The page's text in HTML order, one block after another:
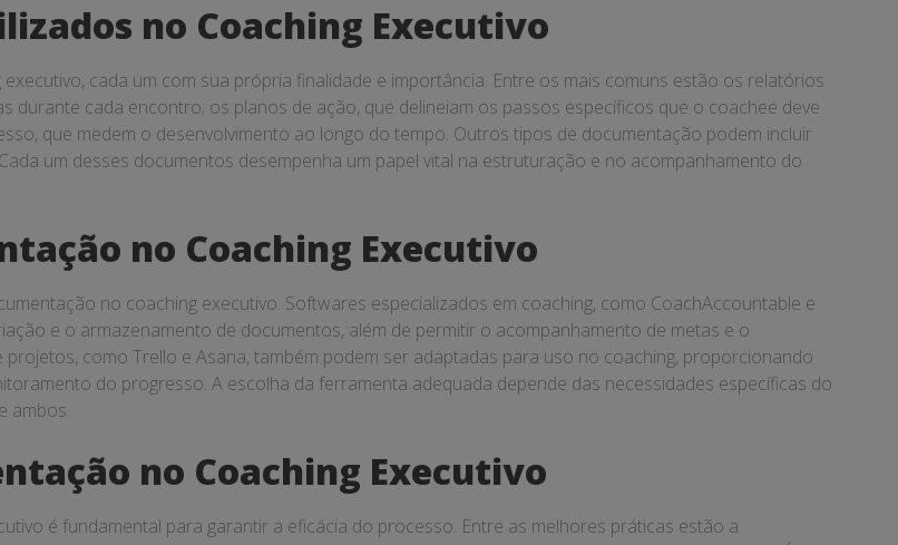
no Coaching Executivo
cada um com sua própria finalidade e importância. Entre os mais comuns estão os relatórios
durante cada encontro; os planos de ação, que delineiam os passos específicos que o coachee deve
que medem o desenvolvimento ao longo do tempo. Outros tipos de documentação podem incluir
um desses documentos desempenha um papel vital na estruturação e no acompanhamento do
no Coaching Executivo
no coaching executivo. Softwares especializados em coaching, como CoachAccountable e
e o armazenamento de documentos, além de permitir o acompanhamento de metas e o
como Trello e Asana, também podem ser adaptadas para uso no coaching, proporcionando
do progresso. A escolha da ferramenta adequada depende das necessidades específicas do
ambos.
no Coaching Executivo
é fundamental para garantir a eficácia do processo. Entre as melhores práticas estão a